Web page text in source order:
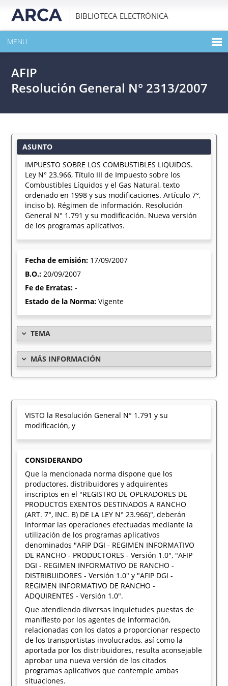
BIBLIOTECA ELECTRÓNICA
MENU
EXPANDIR TODO EL CONTENIDO DE LA PUBLICACIÓN
AFIP
Resolución General N° 2313/2007
ASUNTO
IMPUESTO SOBRE LOS COMBUSTIBLES LIQUIDOS.
Ley N° 23.966, Título III de Impuesto sobre los
Combustibles Líquidos y el Gas Natural, texto
ordenado en 1998 y sus modificaciones. Artículo 7°,
inciso b). Régimen de información. Resolución
General N° 1.791 y su modificación. Nueva versión
de los programas aplicativos.
Fecha de emisión: 17/09/2007
B.O.:20/09/2007
Fe de Erratas:-
Estado de la Norma:Vigente
TEMA
MÁS INFORMACIÓN
VISTO la Resolución General N° 1.791 y su
modificación, y
CONSIDERANDO
Que la mencionada norma dispone que los
productores, distribuidores y adquirentes
inscriptos en el "REGISTRO DE OPERADORES DE
PRODUCTOS EXENTOS DESTINADOS A RANCHO
(ART. 7°, INC. B) DE LA LEY N° 23.966)", deberán
informar las operaciones efectuadas mediante la
utilización de los programas aplicativos
denominados "AFIP DGI - REGIMEN INFORMATIVO
DE RANCHO - PRODUCTORES - Versión 1.0", "AFIP
DGI - REGIMEN INFORMATIVO DE RANCHO -
DISTRIBUIDORES - Versión 1.0" y "AFIP DGI -
REGIMEN INFORMATIVO DE RANCHO -
ADQUIRENTES - Versión 1.0".
Que atendiendo diversas inquietudes puestas de
manifiesto por los agentes de información,
relacionadas con los datos a proporcionar respecto
de los transportistas involucrados, así como la
aportada por los distribuidores, resulta aconsejable
aprobar una nueva versión de los citados
programas aplicativos que contemple ambas
situaciones.